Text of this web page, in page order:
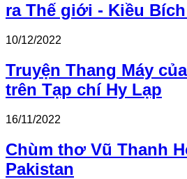
ra Thế giới - Kiều Bích
10/12/2022
Truyện Thang Máy
trên Tạp chí Hy Lạp
16/11/2022
Chùm thơ Vũ Thanh
Pakistan